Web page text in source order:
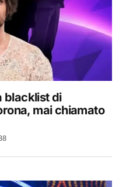
blacklist di
mai chiamato